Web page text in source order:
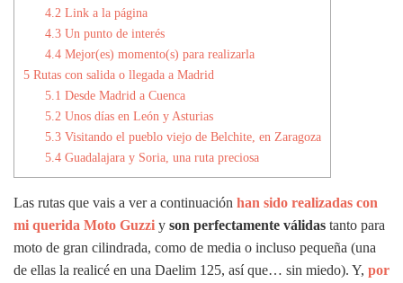
4.2 Link a la página
4.3 Un punto de interés
4.4 Mejor(es) momento(s) para realizarla
5 Rutas con salida o llegada a Madrid
5.1 Desde Madrid a Cuenca
5.2 Unos días en León y Asturias
5.3 Visitando el pueblo viejo de Belchite, en Zaragoza
5.4 Guadalajara y Soria, una ruta preciosa
Las rutas que vais a ver a continuación han sido realizadas con
mi querida Moto Guzzi y son perfectamente válidas tanto para
moto de gran cilindrada, como de media o incluso pequeña (una
de ellas la realicé en una Daelim 125, así que… sin miedo). Y, por